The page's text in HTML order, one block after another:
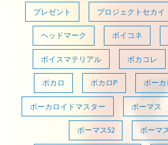
プレゼント プロジェクトセカイ
ヘッドマーク ボイコネ
ボイスマテリアル ボカコレ
ボカロ ボカロP ボー
ボーカロイドマスター ボーマス
ボーマス52 ボーマ